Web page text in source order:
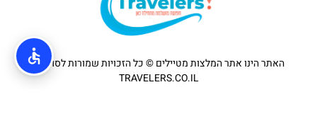
האתר הינו אתר המלצות מטיילים © כל הזכויות שמורות לסוכנות
TRAVELERS.CO.IL